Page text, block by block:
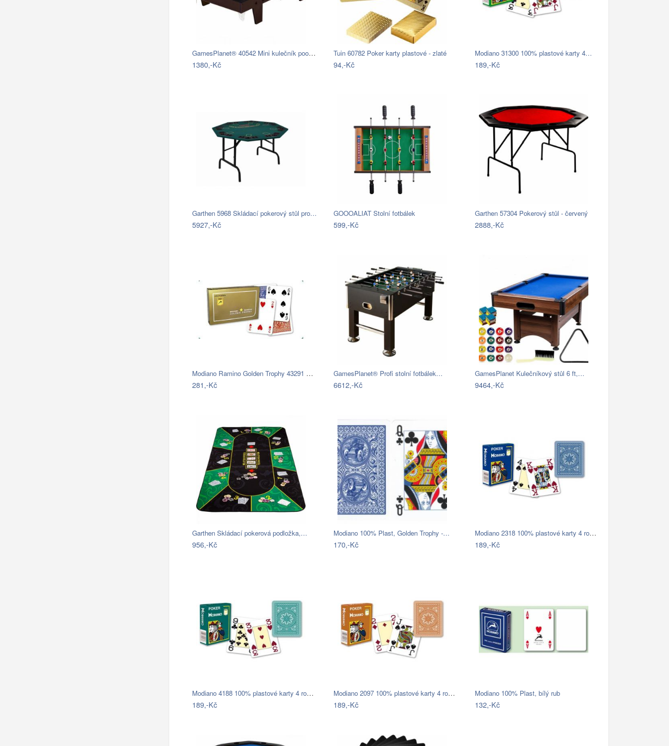
GamesPlanet® 40542 Mini kulečník pool s…
1380,-Kč
Tuin 60782 Poker karty plastové - zlaté
94,-Kč
Modiano 31300 100% plastové karty 4…
189,-Kč
Garthen 5968 Skládací pokerový stůl pro…
5927,-Kč
GOOOALIAT Stolní fotbálek
599,-Kč
Garthen 57304 Pokerový stůl - červený
2888,-Kč
Modiano Ramino Golden Trophy 43291 Karty
281,-Kč
GamesPlanet® Profi stolní fotbálek…
6612,-Kč
GamesPlanet Kulečníkový stůl 6 ft,…
9464,-Kč
Garthen Skládací pokerová podložka,…
956,-Kč
Modiano 100% Plast, Golden Trophy -…
170,-Kč
Modiano 2318 100% plastové karty 4 rohy…
189,-Kč
Modiano 4188 100% plastové karty 4 rohy…
189,-Kč
Modiano 2097 100% plastové karty 4 rohy…
189,-Kč
Modiano 100% Plast, bílý rub
132,-Kč